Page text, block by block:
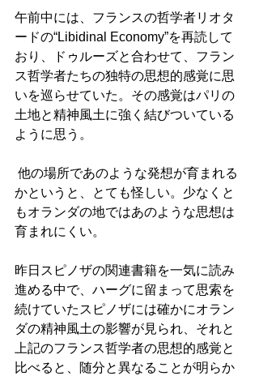
午前中には、フランスの哲学者リオタ
ードの“Libidinal Economy”を再読して
おり、ドゥルーズと合わせて、フラン
ス哲学者たちの独特の思想的感覚に思
いを巡らせていた。その感覚はパリの
土地と精神風土に強く結びついている
ように思う。
かというと、とても怪しい。少なくと
もオランダの地ではあのような思想は
育まれにくい。
昨日スピノザの関連書籍を一気に読み
進める中で、ハーグに留まって思索を
続けていたスピノザには確かにオラン
ダの精神風土の影響が見られ、それと
上記のフランス哲学者の思想的感覚と
比べると、随分と異なることが明らか